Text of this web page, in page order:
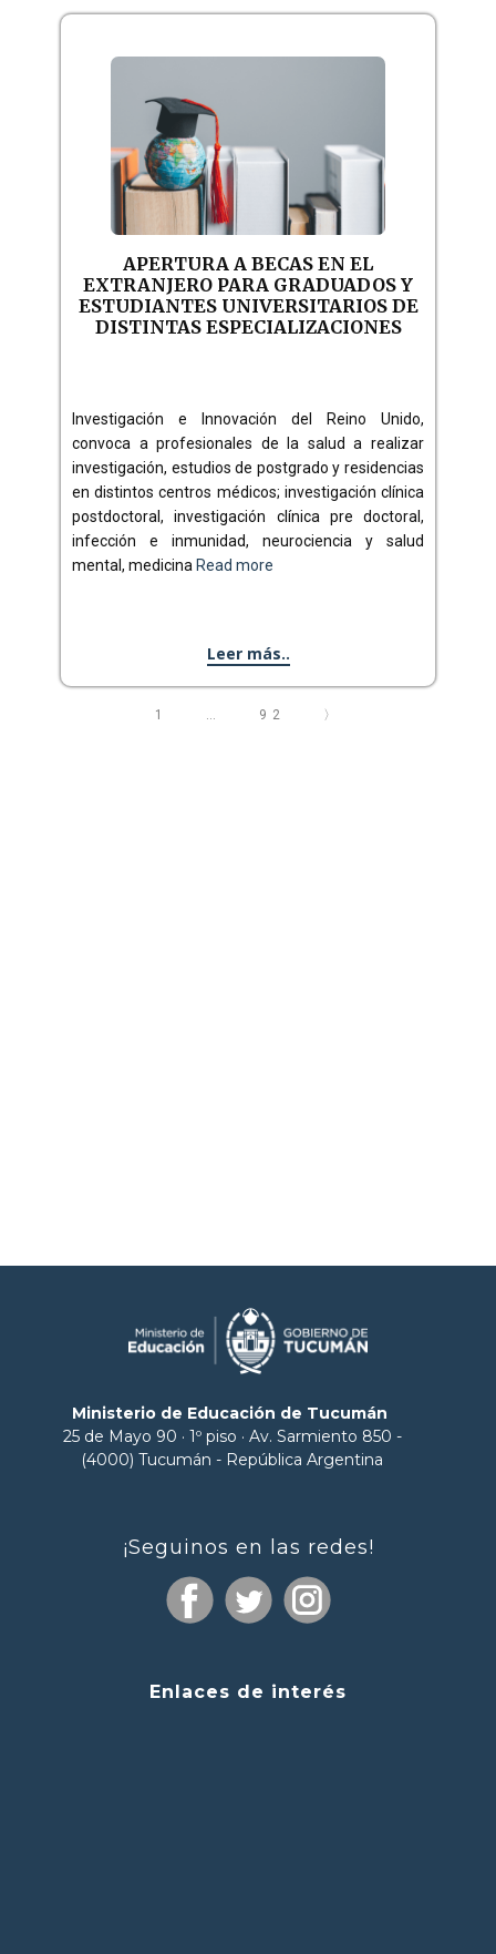
APERTURA A BECAS EN EL
EXTRANJERO PARA GRADUADOS Y
ESTUDIANTES UNIVERSITARIOS DE
DISTINTAS ESPECIALIZACIONES
Investigación e Innovación del Reino Unido,
convoca a profesionales de la salud a realizar
investigación, estudios de postgrado y residencias
en distintos centros médicos; investigación clínica
postdoctoral, investigación clínica pre doctoral,
infección e inmunidad, neurociencia y salud
mental, medicina Read more
Leer más..
1 … 92 〉
Ministerio de Educación de Tucumán
25 de Mayo 90 · 1º piso · Av. Sarmiento 850 -
(4000) Tucumán - República Argentina
¡Seguinos en las redes!
Enlaces de interés